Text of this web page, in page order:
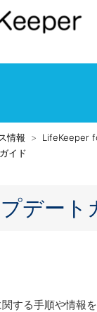
情報 LifeKeeper
イド
デート
る手順や情報を